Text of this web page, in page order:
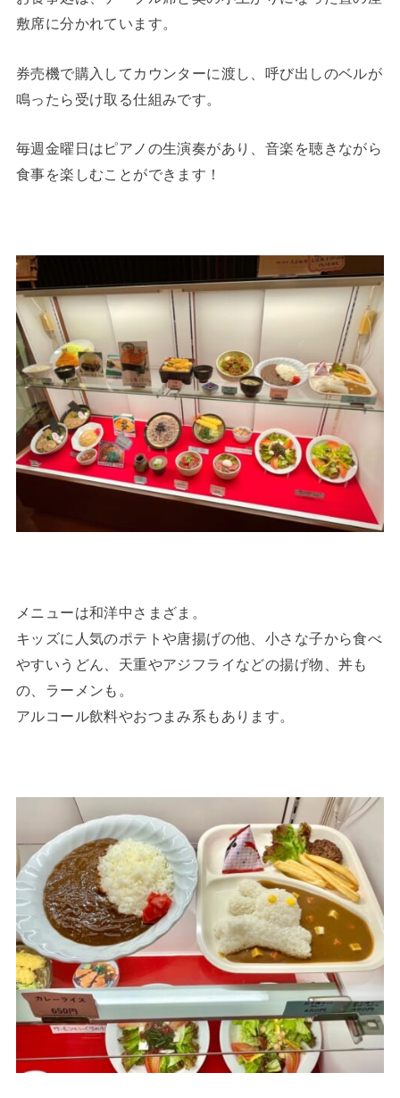
敷席に分かれています。
券売機で購入してカウンターに渡し、呼び出しのベルが
鳴ったら受け取る仕組みです。
毎週金曜日はピアノの生演奏があり、音楽を聴きながら
食事を楽しむことができます！
メニューは和洋中さまざま。
キッズに人気のポテトや唐揚げの他、小さな子から食べ
やすいうどん、天重やアジフライなどの揚げ物、丼も
の、ラーメンも。
アルコール飲料やおつまみ系もあります。